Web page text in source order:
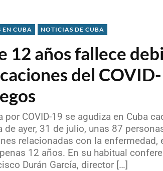
EN CUBA NOTICIAS DE CUBA
12 años fallece
del
por COVID-19 se agudiza en Cuba
de ayer, 31 de julio, unas 87
relacionadas con la enfermedad,
12 años. En su habitual
Durán García, director […]